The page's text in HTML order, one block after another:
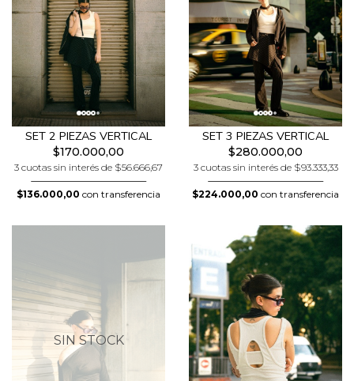
SET 2 PIEZAS VERTICAL
$170.000,00
3 cuotas sin interés de $56.666,67
$136.000,00 con transferencia
SET 3 PIEZAS VERTICAL
$280.000,00
3 cuotas sin interés de $93.333,33
$224.000,00 con transferencia
SIN STOCK